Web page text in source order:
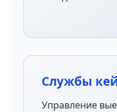
Службы
Управление